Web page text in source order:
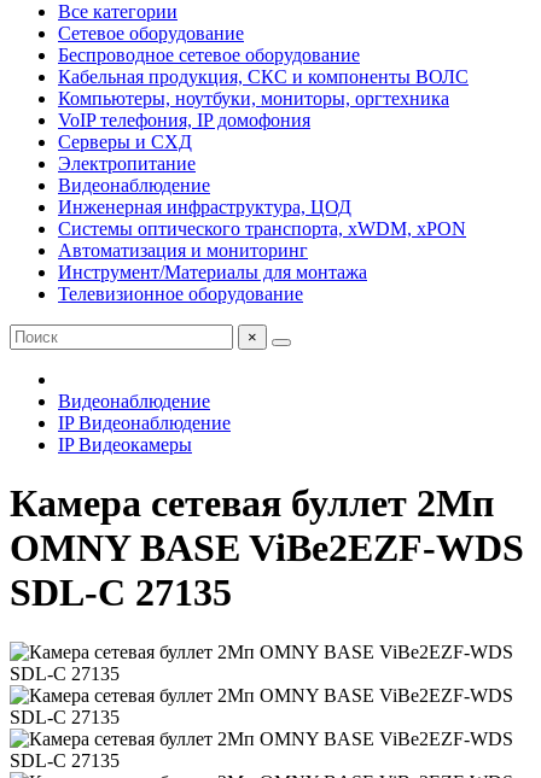
Все категории
Сетевое оборудование
Беспроводное сетевое оборудование
Кабельная продукция, СКС и компоненты ВОЛС
Компьютеры, ноутбуки, мониторы, оргтехника
VoIP телефония, IP домофония
Серверы и СХД
Электропитание
Видеонаблюдение
Инженерная инфраструктура, ЦОД
Системы оптического транспорта, xWDM, xPON
Автоматизация и мониторинг
Инструмент/Материалы для монтажа
Телевизионное оборудование
×
Видеонаблюдение
IP Видеонаблюдение
IP Видеокамеры
Камера сетевая буллет 2Мп
OMNY BASE ViBe2EZF-WDS
SDL-C 27135